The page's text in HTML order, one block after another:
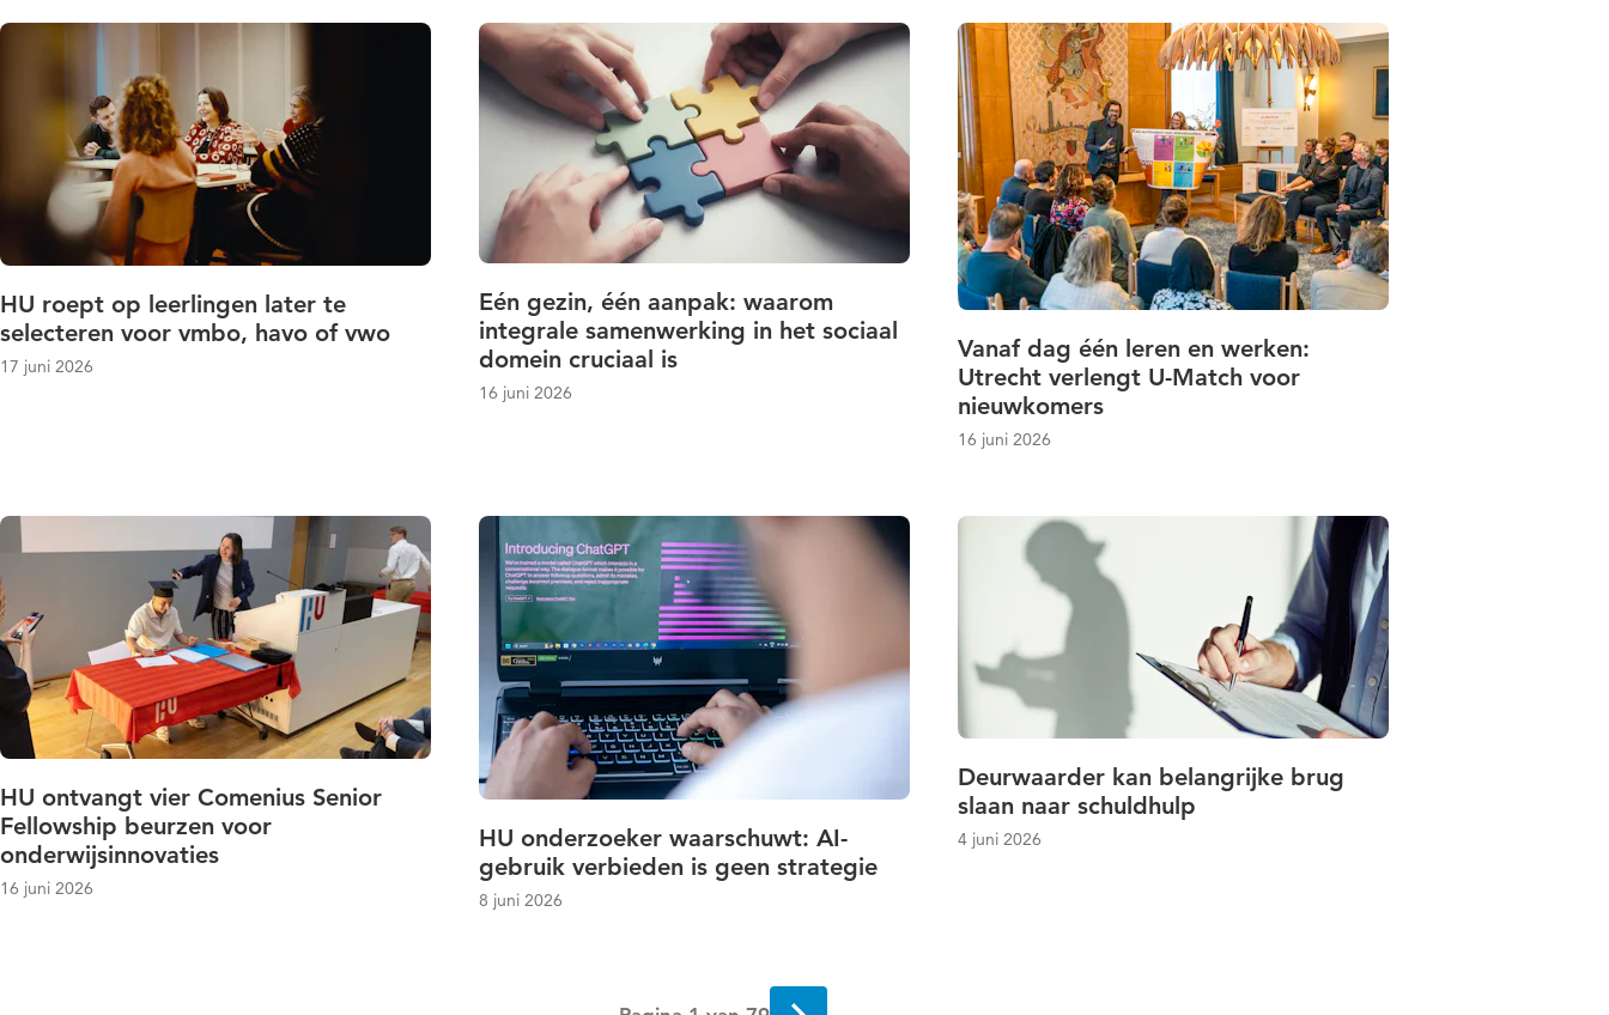
HU roept op leerlingen later te
selecteren voor vmbo, havo of vwo
17 juni 2026
Eén gezin, één aanpak: waarom
integrale samenwerking in het sociaal
domein cruciaal is
16 juni 2026
Vanaf dag één leren en werken:
Utrecht verlengt U-Match voor
nieuwkomers
16 juni 2026
HU ontvangt vier Comenius Senior
Fellowship beurzen voor
onderwijsinnovaties
16 juni 2026
HU onderzoeker waarschuwt: AI-
gebruik verbieden is geen strategie
8 juni 2026
Deurwaarder kan belangrijke brug
slaan naar schuldhulp
4 juni 2026